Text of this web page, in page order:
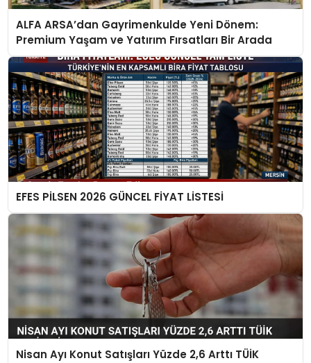
ALFA ARSA’dan Gayrimenkulde Yeni Dönem:
Premium Yaşam ve Yatırım Fırsatları Bir Arada
EFES PİLSEN 2026 GÜNCEL FİYAT LİSTESİ
Nisan Ayı Konut Satışları Yüzde 2,6 Arttı TÜİK